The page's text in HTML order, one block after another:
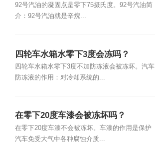
92号汽油的凝固点是零下75摄氏度。92号汽油简
介：92号汽油就是辛烷...
四轮车水箱水零下3度会冻吗？
四轮车水箱水零下3度不加防冻液会被冻坏。汽车
防冻液的作用：对冷却系统的...
在零下20度车漆会被冻坏吗？
在零下20度车漆不会被冻坏。车漆的作用是保护
汽车免受大气中各种腐蚀介质...